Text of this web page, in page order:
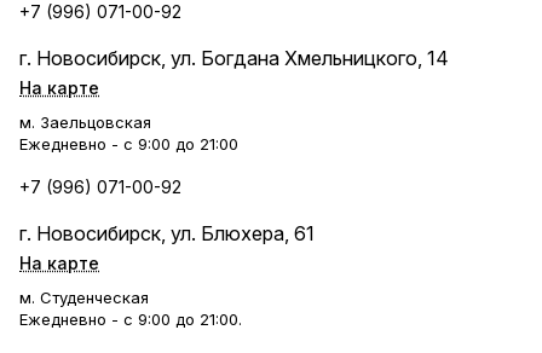
+7 (996) 071-00-92
г. Новосибирск, ул. Богдана Хмельницкого, 14
На карте
м. Заельцовская
Ежедневно - с 9:00 до 21:00
+7 (996) 071-00-92
г. Новосибирск, ул. Блюхера, 61
На карте
м. Студенческая
Ежедневно - с 9:00 до 21:00.